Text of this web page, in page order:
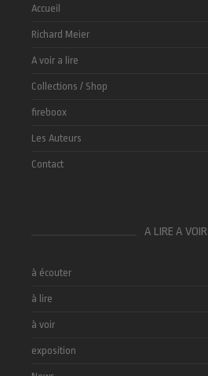
Accueil
Richard Meier
A voir a lire
Collections / Shop
fireboox
Les Auteurs
Contact
A LIRE A VOIR
à écouter
à lire
à voir
exposition